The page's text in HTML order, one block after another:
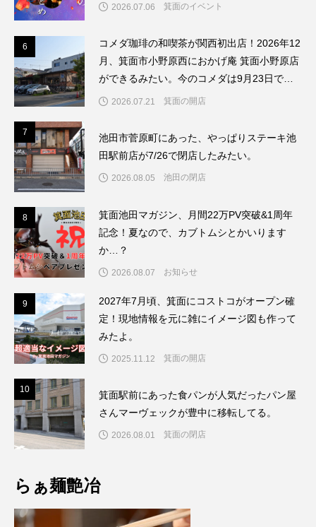
2026.07.06 箕面のイベント
6
コメダ珈琲の和喫茶が関西初出店！2026年12
月、箕面市小野原西におかげ庵 箕面小野原店
ができるみたい。今のコメダは9月23日で閉
店してリブランドするんだって。
2026.07.21 箕面の開店
7
池田市菅原町にあった、やっぱりステーキ池
田駅前店が7/26で閉店したみたい。
2026.08.05 池田の閉店
8
箕面池田マガジン、月間22万PV突破&1周年
記念！夏なので、カブトムシとかいります
か…？
2026.08.07 お知らせ
9
2027年7月頃、箕面にコストコがオープン確
定！現地情報を元に雑にイメージ図も作って
みたよ。
2025.11.12 箕面の開店
10
箕面駅前にあった食パンが人気だったパン屋
さんマーヴェックが豊中に移転してる。
2026.08.01 箕面の閉店
らぁ麺艶冶